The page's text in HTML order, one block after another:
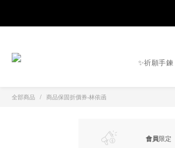
✨祈願手
全部商品 商品保固折價券-林依函
會員限定